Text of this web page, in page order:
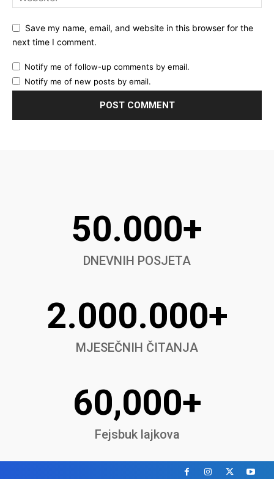
Save my name, email, and website in this browser for the
next time I comment.
Notify me of follow-up comments by email.
Notify me of new posts by email.
50.000+
DNEVNIH POSJETA
2.000.000+
MJESEČNIH ČITANJA
60,000+
Fejsbuk lajkova